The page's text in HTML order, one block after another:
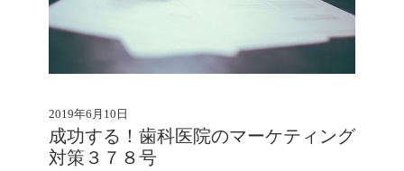
2019年6月10日
成功する！歯科医院のマーケティング
対策３７８号